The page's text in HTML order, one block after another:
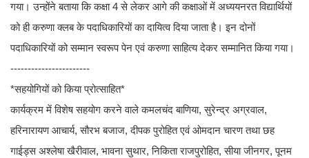
गया। उन्होंने बताया कि कक्षा 4 से लेकर आगे की कक्षाओं में अध्ययनरत विद्यार्थियों
को ही करुणा क्लब के पदाधिकारियों का दायित्व दिया जाता है। इन दोनों
पदाधिकारियों को सम्मान स्वरूप पेन एवं करुणा साहित्य देकर सम्मानित किया गया।
-----------------------
*सहयोगियों को किया प्रोत्साहित*
कार्यक्रम में विशेष सहयोग करने वाले कमलचंद बाणिया, सुरेन्द्र अग्रवाल,
हरिनारायण आचार्य, सौरभ बजाज, दीपक पुरोहित एवं ओमदान चारण तथा छह
गाईड्स अश्लेषा खैरीवाल, भावना सुथार, निकिता राजपुरोहित, सीया जीनगर, पूनम